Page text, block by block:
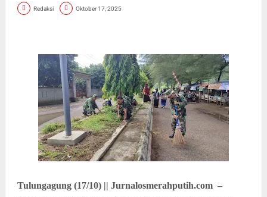
Redaksi Oktober 17, 2025
Tulungagung (17/10) || Jurnalosmerahputih.com –